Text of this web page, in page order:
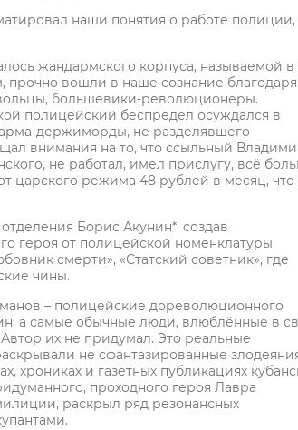
наши понятия о работе полиции,
жандармского корпуса, называемой в
вошли в наше сознание благодаря
большевики-революционеры.
полицейский беспредел осуждался в
держиморды, не разделявшего
внимания на то, что ссыльный
не работал, имел прислугу, всё
царского режима 48 рублей в месяц, что
Борис Акунин*, создав
героя от полицейской номенклатуры
смерти», «Статский советник», где
чины.
– полицейские дореволюционного
а самые обычные люди, влюблённые в
их не придумал. Это реальные
не сфантазированные
хрониках и газетных публикациях
проходного героя Лавра
раскрыл ряд резонансных